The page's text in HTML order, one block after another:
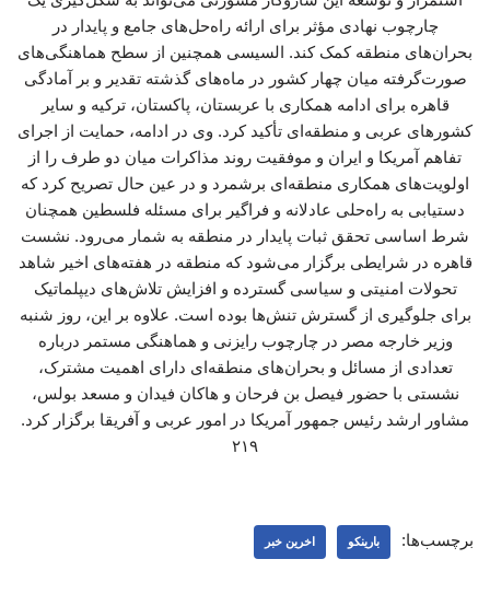
چارچوب نهادی مؤثر برای ارائه راه‌حل‌های جامع و پایدار در
بحران‌های منطقه کمک کند. السیسی همچنین از سطح هماهنگی‌های
صورت‌گرفته میان چهار کشور در ماه‌های گذشته تقدیر و بر آمادگی
قاهره برای ادامه همکاری با عربستان، پاکستان، ترکیه و سایر
کشورهای عربی و منطقه‌ای تأکید کرد. وی در ادامه، حمایت از اجرای
تفاهم آمریکا و ایران و موفقیت روند مذاکرات میان دو طرف را از
اولویت‌های همکاری منطقه‌ای برشمرد و در عین حال تصریح کرد که
دستیابی به راه‌حلی عادلانه و فراگیر برای مسئله فلسطین همچنان
شرط اساسی تحقق ثبات پایدار در منطقه به شمار می‌رود. نشست
قاهره در شرایطی برگزار می‌شود که منطقه در هفته‌های اخیر شاهد
تحولات امنیتی و سیاسی گسترده و افزایش تلاش‌های دیپلماتیک
برای جلوگیری از گسترش تنش‌ها بوده است. علاوه بر این، روز شنبه
وزیر خارجه مصر در چارچوب رایزنی و هماهنگی مستمر درباره
تعدادی از مسائل و بحران‌های منطقه‌ای دارای اهمیت مشترک،
نشستی با حضور فیصل بن فرحان و هاکان فیدان و مسعد بولس،
مشاور ارشد رئیس جمهور آمریکا در امور عربی و آفریقا برگزار کرد.
۲۱۹
برچسب‌ها: بارینکو اخرین خبر